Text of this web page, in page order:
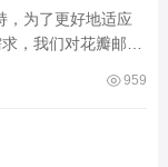
，为了更好地适应
，我们对花瓣邮箱
载花瓣邮箱 App。
959